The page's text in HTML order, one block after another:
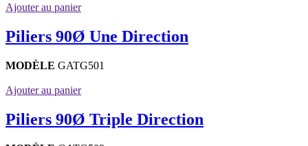
Ajouter au panier
Piliers 90Ø Une Direction
MODÈLE GATG501
Ajouter au panier
Piliers 90Ø Triple Direction